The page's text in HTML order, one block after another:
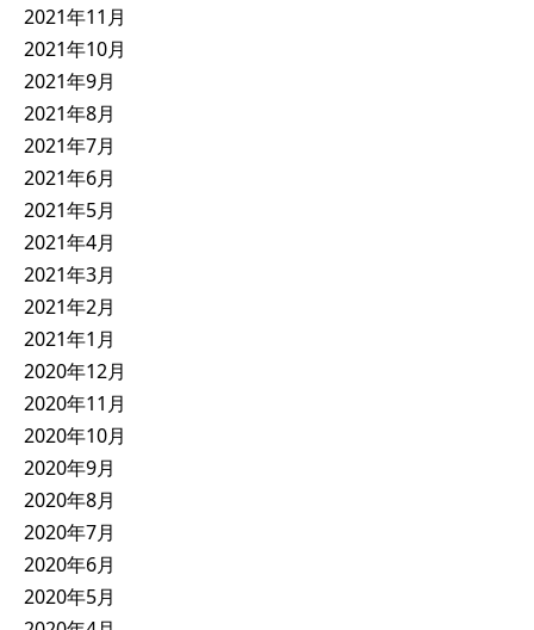
2021年11月
2021年10月
2021年9月
2021年8月
2021年7月
2021年6月
2021年5月
2021年4月
2021年3月
2021年2月
2021年1月
2020年12月
2020年11月
2020年10月
2020年9月
2020年8月
2020年7月
2020年6月
2020年5月